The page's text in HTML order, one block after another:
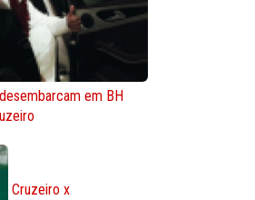
em BH
Cruzeiro x